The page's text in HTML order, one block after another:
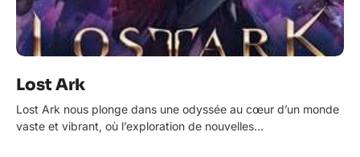
Lost Ark
Lost Ark nous plonge dans une odyssée au cœur d’un monde
vaste et vibrant, où l’exploration de nouvelles…